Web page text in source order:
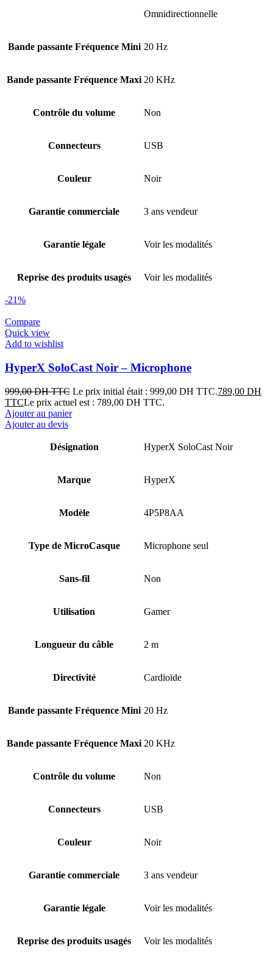
Omnidirectionnelle
Bande passante Fréquence Mini 20 Hz
Bande passante Fréquence Maxi 20 KHz
Contrôle du volume Non
Connecteurs USB
Couleur Noir
Garantie commerciale 3 ans vendeur
Garantie légale Voir les modalités
Reprise des produits usagés Voir les modalités
-21%
Compare
Quick view
Add to wishlist
HyperX SoloCast Noir – Microphone
999,00DH TTC Le prix initial était : 999,00 DH TTC.789,00 DH
TTCLe prix actuel est : 789,00 DH TTC.
Ajouter au panier
Ajouter au devis
Désignation HyperX SoloCast Noir
Marque HyperX
Modèle 4P5P8AA
Type de MicroCasque Microphone seul
Sans-fil Non
Utilisation Gamer
Longueur du câble 2 m
Directivité Cardioïde
Bande passante Fréquence Mini 20 Hz
Bande passante Fréquence Maxi 20 KHz
Contrôle du volume Non
Connecteurs USB
Couleur Noir
Garantie commerciale 3 ans vendeur
Garantie légale Voir les modalités
Reprise des produits usagés Voir les modalités